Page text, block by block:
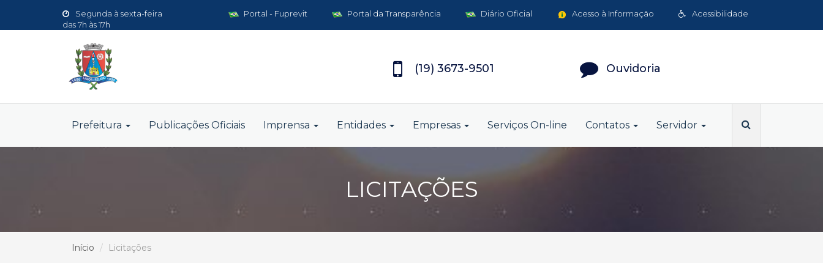
Segunda à sexta-feira
das 7h às 17h
Acessibilidade
Acesso à Informação
Diário Oficial
Portal da Transparência
Portal - Fuprevit
(19) 3673-9501 Ouvidoria
Prefeitura Publicações Oficiais Imprensa Entidades Empresas Serviços On-line Contatos Servidor
LICITAÇÕES
Início Licitações